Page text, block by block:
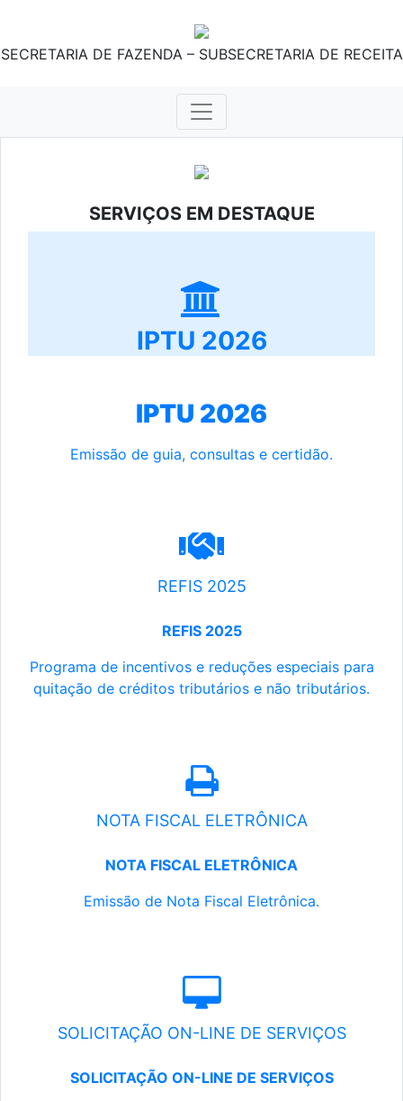
SECRETARIA DE FAZENDA – SUBSECRETARIA DE RECEITA
SERVIÇOS EM DESTAQUE
IPTU 2026
IPTU 2026
Emissão de guia, consultas e certidão.
REFIS 2025
REFIS 2025
Programa de incentivos e reduções especiais para
quitação de créditos tributários e não tributários.
NOTA FISCAL ELETRÔNICA
NOTA FISCAL ELETRÔNICA
Emissão de Nota Fiscal Eletrônica.
SOLICITAÇÃO ON-LINE DE SERVIÇOS
SOLICITAÇÃO ON-LINE DE SERVIÇOS